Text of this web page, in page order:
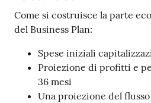
Contatti
Newsle
Come si costruisce la parte
del Business Plan:
Spese iniziali
Proiezione di profitti e
36 mesi
Una proiezione del flusso